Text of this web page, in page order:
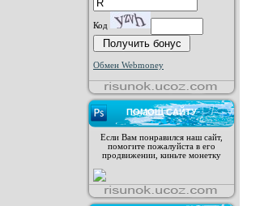
Код
Обмен Webmoney
ПОМОЩ САЙТУ
Если Вам понравился наш сайт,
помогите пожалуйста в его
продвижении, киньте монетку